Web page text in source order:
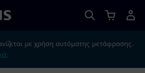
με χρήση αυτόματης μετάφρασης.